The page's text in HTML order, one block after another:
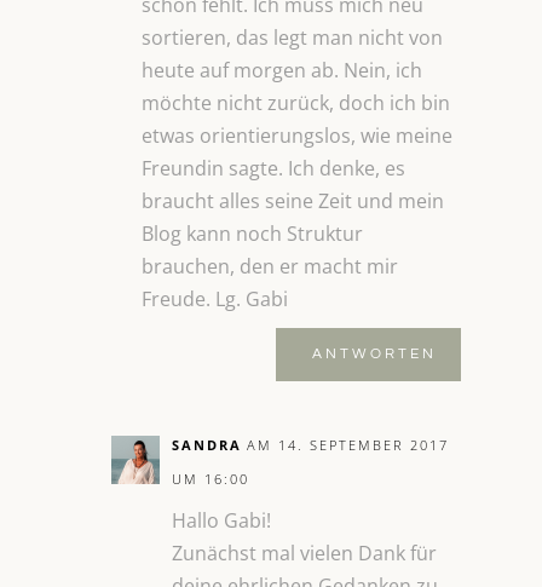
sortieren, das legt man nicht von
heute auf morgen ab. Nein, ich
möchte nicht zurück, doch ich bin
etwas orientierungslos, wie meine
Freundin sagte. Ich denke, es
braucht alles seine Zeit und mein
Blog kann noch Struktur
brauchen, den er macht mir
Freude. Lg. Gabi
ANTWORTEN
SANDRA AM 14. SEPTEMBER 2017
UM 16:00
Hallo Gabi!
Zunächst mal vielen Dank für